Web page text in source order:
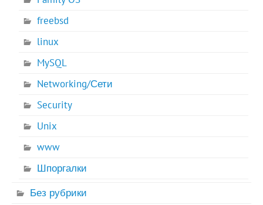
freebsd
linux
MySQL
Networking/Сети
Security
Unix
www
Шпоргалки
Без рубрики